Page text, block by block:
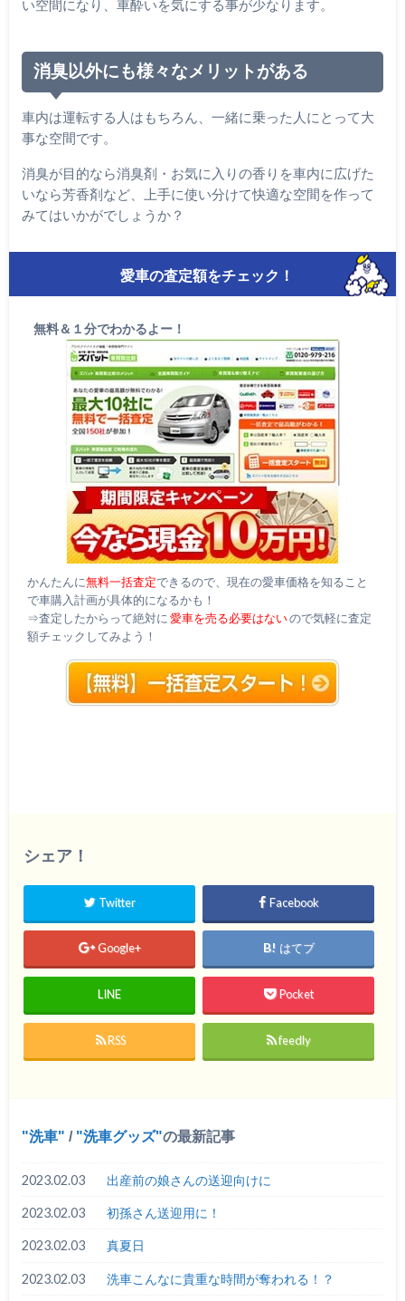
い空間になり、車酔いを気にする事が少なります。
消臭以外にも様々なメリットがある
車内は運転する人はもちろん、一緒に乗った人にとって大
事な空間です。
消臭が目的なら消臭剤・お気に入りの香りを車内に広げた
いなら芳香剤など、上手に使い分けて快適な空間を作って
みてはいかがでしょうか？
愛車の査定額をチェック！
無料＆１分でわかるよー！
かんたんに無料一括査定できるので、現在の愛車価格を知ること
で車購入計画が具体的になるかも！
⇒査定したからって絶対に 愛車を売る必要はないので気軽に査定
額チェックしてみよう！
シェア！
Twitter Facebook
Google+ はてブ
LINE Pocket
RSS feedly
洗車 / 洗車グッズ の最新記事
2023.02.03 出産前の娘さんの送迎向けに
2023.02.03 初孫さん送迎用に！
2023.02.03 真夏日
2023.02.03 洗車こんなに貴重な時間が奪われる！？